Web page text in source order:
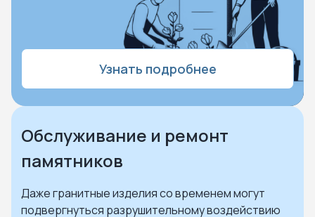
Узнать подробнее
Обслуживание и ремонт
памятников
Даже гранитные изделия со временем могут
подвергнуться разрушительному воздействию